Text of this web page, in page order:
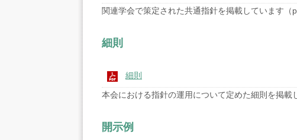
関連学会で策定された共通指針を掲載しています（
細則
細則
本会における指針の運用について定めた細則を掲載
開示例